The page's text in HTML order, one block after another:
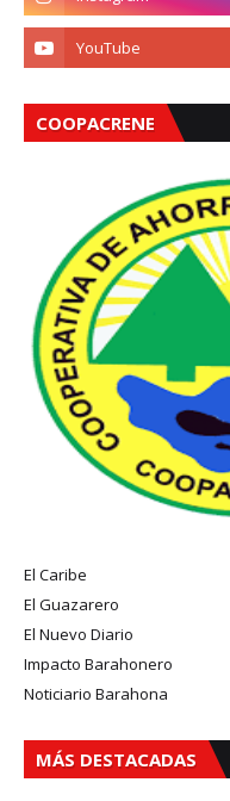
COOPACRENE
El Caribe
El Guazarero
El Nuevo Diario
Impacto Barahonero
Noticiario Barahona
MÁS DESTACADAS